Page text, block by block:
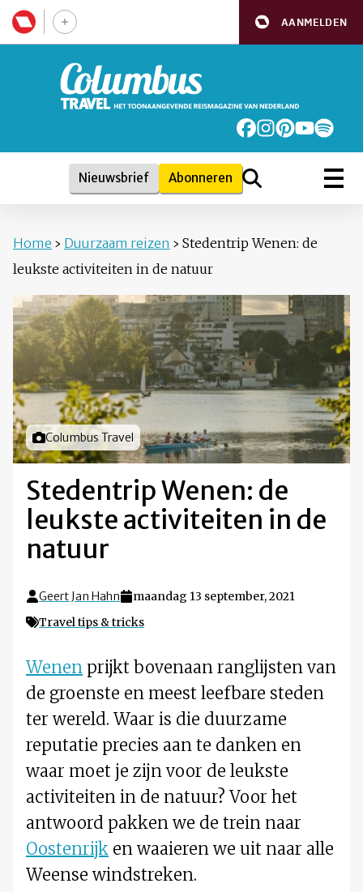
AANMELDEN
Nieuwsbrief Abonneren
Home › Duurzaam reizen › Stedentrip Wenen: de
leukste activiteiten in de natuur
Foto door
Columbus Travel
Stedentrip Wenen: de
leukste activiteiten in de
natuur
Geert Jan Hahn
maandag 13 september, 2021
Travel tips & tricks
Wenen prijkt bovenaan ranglijsten van
de groenste en meest leefbare steden
ter wereld. Waar is die duurzame
reputatie precies aan te danken en
waar moet je zijn voor de leukste
activiteiten in de natuur? Voor het
antwoord pakken we de trein naar
Oostenrijk en waaieren we uit naar alle
Weense windstreken.